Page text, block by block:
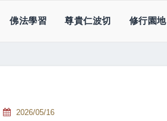
佛法學習 尊貴仁波切 修行園地
2026/05/16